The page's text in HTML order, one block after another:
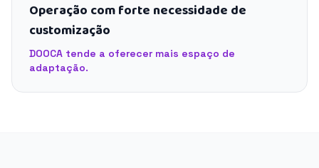
Operação com forte necessidade de
customização
DOOCA tende a oferecer mais espaço de
adaptação.